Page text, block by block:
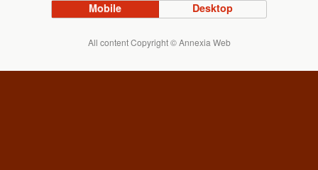
Mobile Desktop
All content Copyright © Annexia Web